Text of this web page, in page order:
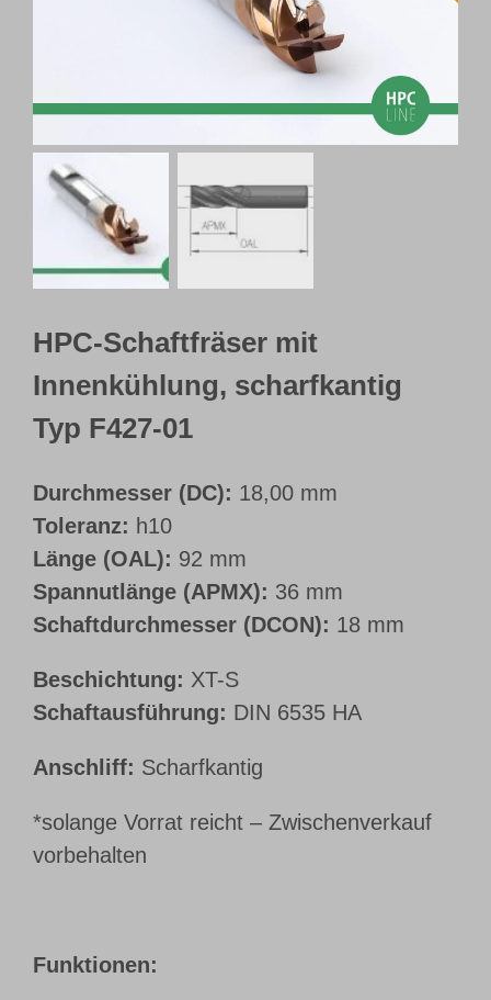
Kundenportal
Deutsch
HPC-Schaftfräser mit
Innenkühlung, scharfkantig
Typ F427-01
Durchmesser (DC): 18,00 mm
Toleranz: h10
Länge (OAL): 92 mm
Spannutlänge (APMX): 36 mm
Schaftdurchmesser (DCON): 18 mm
Beschichtung: XT-S
Schaftausführung: DIN 6535 HA
Anschliff: Scharfkantig
*solange Vorrat reicht – Zwischenverkauf
vorbehalten
Funktionen: